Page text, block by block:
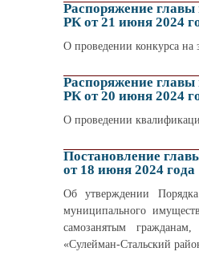
Распоряжение
РК от 21 июня 2024
О проведении конкурса
Распоряжение
РК от 20 июня 2024
О проведении
Постановление
от 18 июня 2024 года
Об утверждении
муниципального
самозанятым
«Сулейман-Стальский